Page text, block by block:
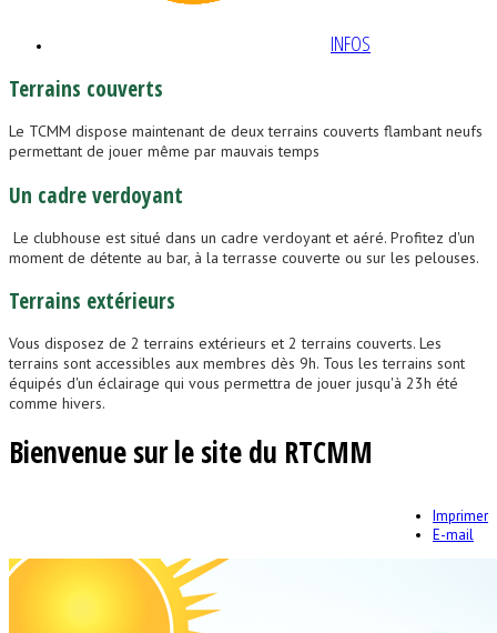
INFOS
Terrains couverts
Le TCMM dispose maintenant de deux terrains couverts flambant neufs
permettant de jouer même par mauvais temps
Un cadreverdoyant
Le clubhouse est situé dans un cadre verdoyant et aéré. Profitez d'un
moment de détente au bar, à la terrasse couverte ou sur les pelouses.
Terrains extérieurs
Vous disposez de 2 terrains extérieurs et 2 terrains couverts. Les
terrains sont accessibles aux membres dès 9h. Tous les terrains sont
équipés d'un éclairage qui vous permettra de jouer jusqu'à 23h été
comme hivers.
Bienvenue sur le site du RTCMM
Imprimer
E-mail